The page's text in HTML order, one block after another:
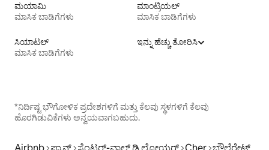
ಮಯಾಮಿ
ಮಾಸಿಕ ಬಾಡಿಗೆಗಳು
ಮಾಂಟ್ರಿಯಲ್
ಮಾಸಿಕ ಬಾಡಿಗೆಗಳು
ಸಿಯಾಟಲ್
ಮಾಸಿಕ ಬಾಡಿಗೆಗಳು
ಇನ್ನು ಹೆಚ್ಚು ತೋರಿಸಿ
*ನಿರ್ದಿಷ್ಟ ಭೌಗೋಳಿಕ ಪ್ರದೇಶಗಳಿಗೆ ಮತ್ತು ಕೆಲವು ಸ್ಥಳಗಳಿಗೆ ಕೆಲವು
ಹೊರಗಿಡುವಿಕೆಗಳು ಅನ್ವಯವಾಗಬಹುದು.